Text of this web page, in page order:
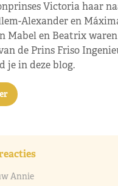
Victoria haar
Alexander en
Mabel en Beatrix
de Prins Friso
je in deze blog.
Annie